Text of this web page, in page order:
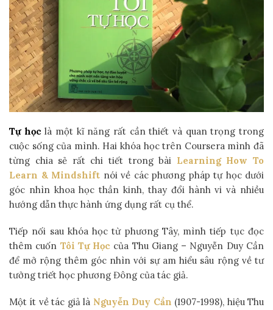
Tự họclà một kĩ năng rất cần thiết và quan trọng trong
cuộc sống của mình. Hai khóa học trên Coursera mình đã
từng chia sẻ rất chi tiết trong bài Learning How To
Learn & Mindshift nói về các phương pháp tự học dưới
góc nhìn khoa học thần kinh, thay đổi hành vi và nhiều
hướng dẫn thực hành ứng dụng rất cụ thể.
Tiếp nối sau khóa học từ phương Tây, mình tiếp tục đọc
thêm cuốn Tôi Tự Học của Thu Giang – Nguyễn Duy Cần
để mở rộng thêm góc nhìn với sự am hiểu sâu rộng về tư
tưởng triết học phương Đông của tác giả.
Một ít về tác giả là Nguyễn Duy Cần (1907-1998), hiệu Thu